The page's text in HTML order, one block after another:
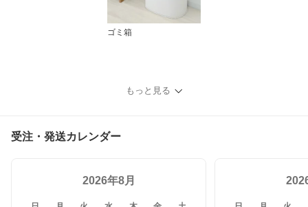
ゴミ箱
もっと見る
受注・発送カレンダー
2026年8月